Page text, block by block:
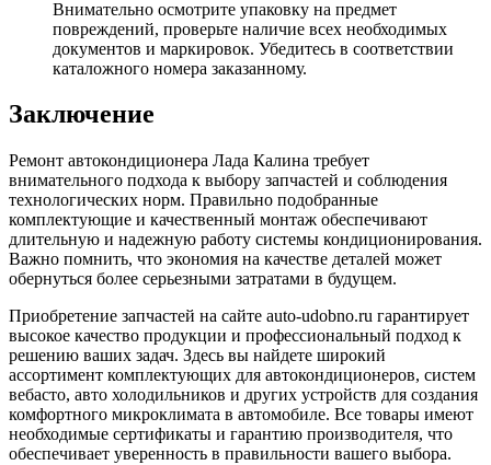
Внимательно осмотрите упаковку на предмет
повреждений, проверьте наличие всех необходимых
документов и маркировок. Убедитесь в соответствии
каталожного номера заказанному.
Заключение
Ремонт автокондиционера Лада Калина требует
внимательного подхода к выбору запчастей и соблюдения
технологических норм. Правильно подобранные
комплектующие и качественный монтаж обеспечивают
длительную и надежную работу системы кондиционирования.
Важно помнить, что экономия на качестве деталей может
обернуться более серьезными затратами в будущем.
Приобретение запчастей на сайте auto-udobno.ru гарантирует
высокое качество продукции и профессиональный подход к
решению ваших задач. Здесь вы найдете широкий
ассортимент комплектующих для автокондиционеров, систем
вебасто, авто холодильников и других устройств для создания
комфортного микроклимата в автомобиле. Все товары имеют
необходимые сертификаты и гарантию производителя, что
обеспечивает уверенность в правильности вашего выбора.